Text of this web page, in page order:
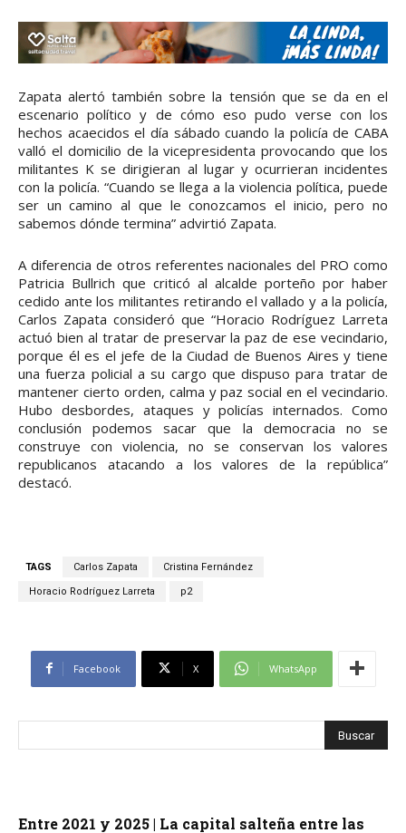
Zapata alertó también sobre la tensión que se da en el
escenario político y de cómo eso pudo verse con los
hechos acaecidos el día sábado cuando la policía de CABA
valló el domicilio de la vicepresidenta provocando que los
militantes K se dirigieran al lugar y ocurrieran incidentes
con la policía. “Cuando se llega a la violencia política, puede
ser un camino al que le conozcamos el inicio, pero no
sabemos dónde termina” advirtió Zapata.
A diferencia de otros referentes nacionales del PRO como
Patricia Bullrich que criticó al alcalde porteño por haber
cedido ante los militantes retirando el vallado y a la policía,
Carlos Zapata consideró que “Horacio Rodríguez Larreta
actuó bien al tratar de preservar la paz de ese vecindario,
porque él es el jefe de la Ciudad de Buenos Aires y tiene
una fuerza policial a su cargo que dispuso para tratar de
mantener cierto orden, calma y paz social en el vecindario.
Hubo desbordes, ataques y policías internados. Como
conclusión podemos sacar que la democracia no se
construye con violencia, no se conservan los valores
republicanos atacando a los valores de la república”
destacó.
TAGS Carlos Zapata Cristina Fernández
Horacio Rodríguez Larreta p2
Facebook X WhatsApp
Entre 2021 y 2025 | La capital salteña entre las